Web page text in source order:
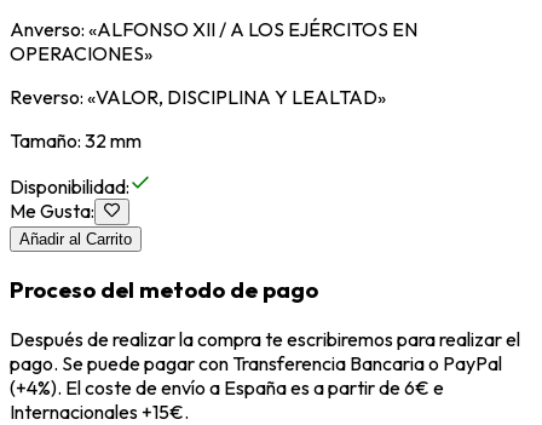
Anverso: «ALFONSO XII / A LOS EJÉRCITOS EN
OPERACIONES»
Reverso: «VALOR, DISCIPLINA Y LEALTAD»
Tamaño: 32 mm
Disponibilidad:
Me Gusta:
Añadir al Carrito
Proceso del metodo de pago
Después de realizar la compra te escribiremos para realizar el
pago. Se puede pagar con Transferencia Bancaria o PayPal
(+4%). El coste de envío a España es a partir de 6€ e
Internacionales +15€.